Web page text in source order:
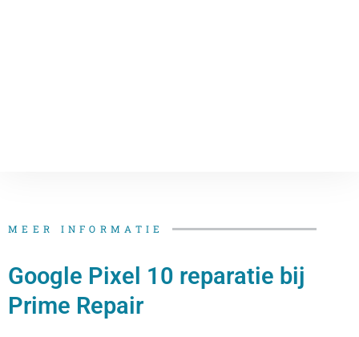
MEER INFORMATIE
Google Pixel 10 reparatie bij
Prime Repair